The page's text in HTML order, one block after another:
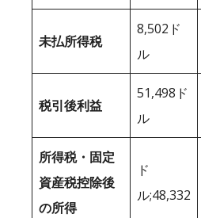
未払所得税
8,502ド
ル
税引後利益
51,498ド
ル
所得税・固定
資産税控除後
の所得
ド
ル;48,332